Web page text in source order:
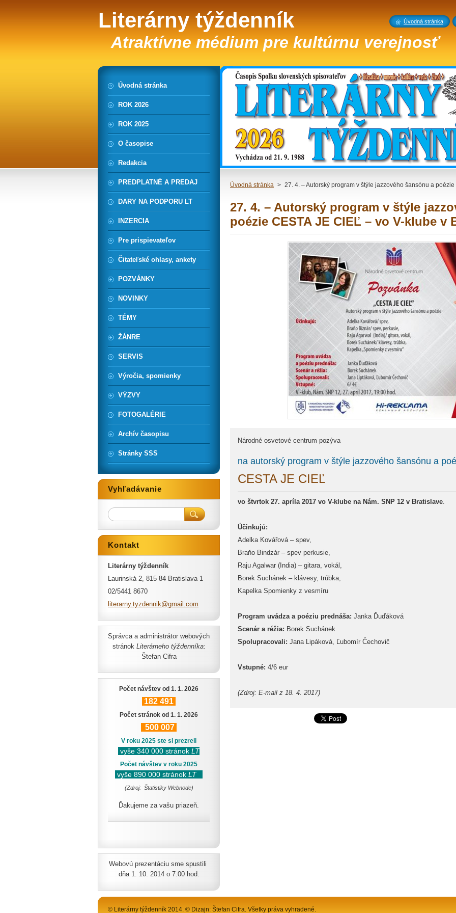
Literárny týždenník
Atraktívne médium pre kultúrnu verejnosť
Úvodná stránka > 27. 4. – Autorský program v štýle jazzového šansónu a
27. 4. – Autorský program v štýle
poézie CESTA JE CIEĽ – vo V-klube v
Národné osvetové centrum pozýva
na autorský program v štýle jazzového šansónu a
CESTA JE CIEĽ
vo štvrtok 27. apríla 2017 vo V-klube na Nám. SNP 12 v Bratislave.
Účinkujú:
Adelka Kovářová – spev,
Braňo Bindzár – spev perkusie,
Raju Agalwar (India) – gitara, vokál,
Borek Suchánek – klávesy, trúbka,
Kapelka Spomienky z vesmíru
Program uvádza a poéziu prednáša: Janka Ďuďáková
Scenár a réžia: Borek Suchánek
Spolupracovali: Jana Lipáková, Ľubomír Čechovič
Vstupné: 4/6 eur
(Zdroj: E-mail z 18. 4. 2017)
Úvodná stránka
ROK 2026
ROK 2025
O časopise
Redakcia
PREDPLATNÉ A PREDAJ
DARY NA PODPORU LT
INZERCIA
Pre prispievateľov
Čitateľské ohlasy, ankety
POZVÁNKY
NOVINKY
TÉMY
ŽÁNRE
SERVIS
Výročia, spomienky
VÝZVY
FOTOGALÉRIE
Archív časopisu
Stránky SSS
Vyhľadávanie
Kontakt
Literárny týždenník
Laurinská 2, 815 84 Bratislava 1
02/5441 8670
literarny.tyzdennik@gmai l.com
Správca a administrátor webových
stránok Literárneho týždenníka:
Štefan Cifra
Počet návštev od 1. 1. 2026
182 491
Počet stránok od 1. 1. 2026
500 007
V roku 2025 ste si prezreli
vyše 340 000 stránok LT
Počet návštev v roku 2025
vyše 890 000 stránok LT
(Zdroj: Štatistiky Webnode)
Ďakujeme za vašu priazeň.
Webovú prezentáciu sme spustili
dňa 1. 10. 2014 o 7.00 hod.
© Literárny týždenník 2014. © Dizajn: Štefan Cifra. Všetky práva vyhradené.
Úvodná stránka